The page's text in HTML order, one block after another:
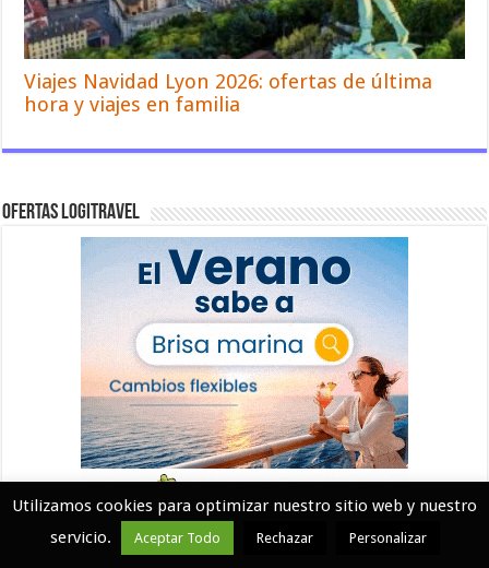
Viajes Navidad Lyon 2026: ofertas de última
hora y viajes en familia
Ofertas Logitravel
Utilizamos cookies para optimizar nuestro sitio web y nuestro
servicio.
Aceptar Todo Rechazar Personalizar